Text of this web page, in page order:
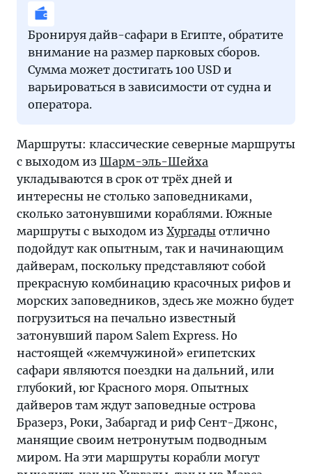
Бронируя дайв-сафари в Египте, обратите
внимание на размер парковых сборов.
Сумма может достигать 100 USD и
варьироваться в зависимости от судна и
оператора.
Маршруты: классические северные маршруты
с выходом из Шарм-эль-Шейха
укладываются в срок от трёх дней и
интересны не столько заповедниками,
сколько затонувшими кораблями. Южные
маршруты с выходом из Хургады отлично
подойдут как опытным, так и начинающим
дайверам, поскольку представляют собой
прекрасную комбинацию красочных рифов и
морских заповедников, здесь же можно будет
погрузиться на печально известный
затонувший паром Salem Express. Но
настоящей «жемчужиной» египетских
сафари являются поездки на дальний, или
глубокий, юг Красного моря. Опытных
дайверов там ждут заповедные острова
Бразерз, Роки, Забаргад и риф Сент-Джонс,
манящие своим нетронутым подводным
миром. На эти маршруты корабли могут